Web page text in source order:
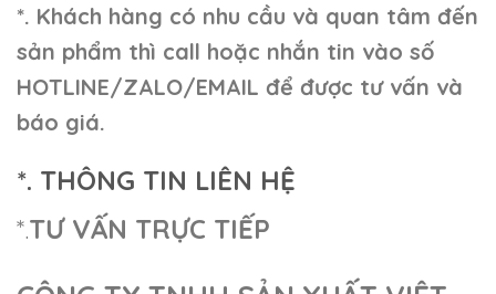
*. Khách hàng có nhu cầu và quan tâm đến
sản phẩm thì call hoặc nhắn tin vào số
HOTLINE/ZALO/EMAIL để được tư vấn và
báo giá.
*. THÔNG TIN LIÊN HỆ
*.TƯ VẤN TRỰC TIẾP